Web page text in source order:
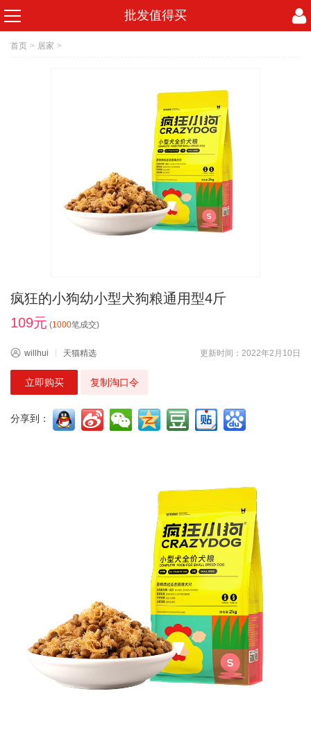
批发值得买
首页 > 居家 >
疯狂的小狗幼小型犬狗粮通用型4斤
109元 (1000笔成交)
willhui 天猫精选 更新时间：2022年2月10日
立即购买 复制淘口令
分享到：